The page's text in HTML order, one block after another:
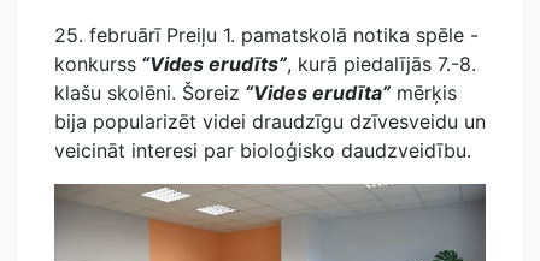
25. februārī Preiļu 1. pamatskolā notika spēle -
konkurss “Vides erudīts”, kurā piedalījās 7.-8.
klašu skolēni. Šoreiz “Vides erudīta” mērķis
bija popularizēt videi draudzīgu dzīvesveidu un
veicināt interesi par bioloģisko daudzveidību.